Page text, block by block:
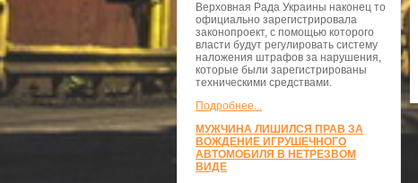
Верховная Рада Украины наконец то
официально зарегистрировала
законопроект, с помощью которого
власти будут регулировать систему
наложения штрафов за нарушения,
которые были зарегистрированы
техническими средствами.
Подробнее...
МУЖЧИНА ЛИШИЛСЯ ПРАВ ЗА
ВОЖДЕНИЕ ИГРУШЕЧНОГО
АВТОМОБИЛЯ В НЕТРЕЗВОМ
ВИДЕ